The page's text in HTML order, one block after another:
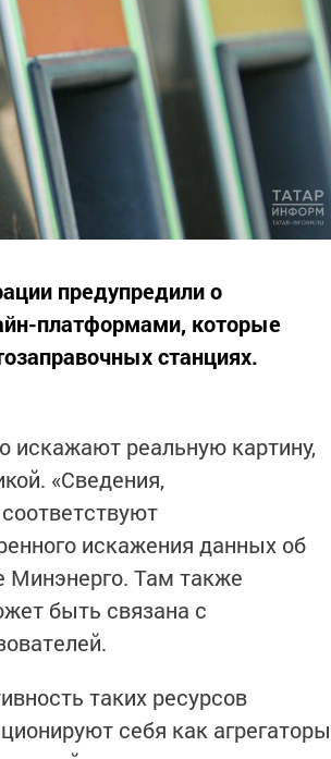
предупредили о
платформами, которые
станциях.
искажают реальную картину,
«Сведения,
искажения данных об
Минэнерго. Там также
быть связана с
таких ресурсов
себя как